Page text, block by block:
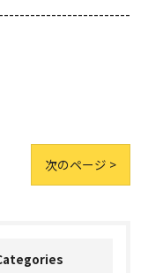
次のページ >